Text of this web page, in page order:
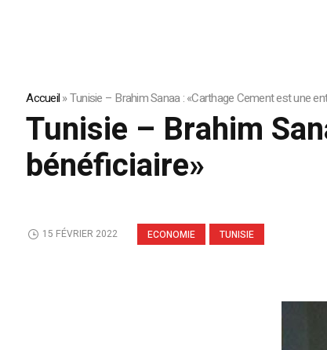
Accueil»Tunisie – Brahim Sanaa : «Carthage Cement est une
Tunisie – Brahim
bénéficiaire»
ECONOMIE TUNISIE
15 FÉVRIER 2022